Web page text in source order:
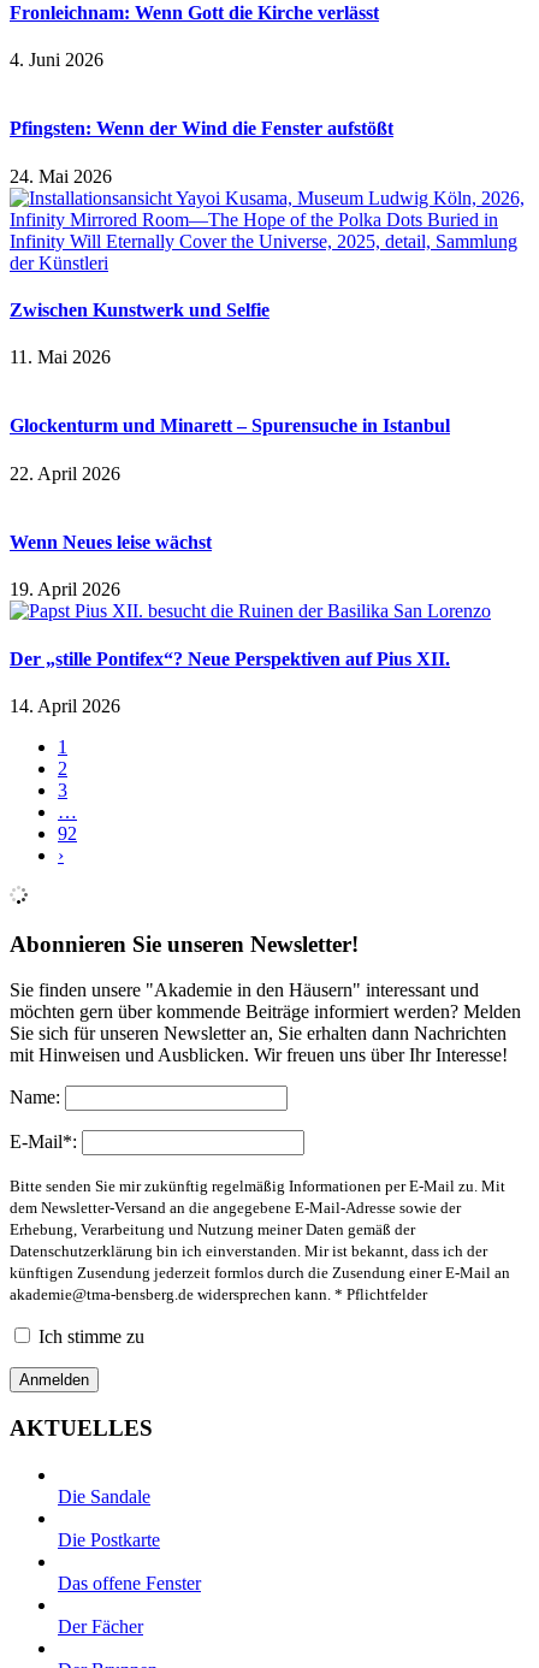
Fronleichnam: Wenn Gott die Kirche verlässt
4. Juni 2026
Pfingsten: Wenn der Wind die Fenster aufstößt
24. Mai 2026
Zwischen Kunstwerk und Selfie
11. Mai 2026
Glockenturm und Minarett – Spurensuche in Istanbul
22. April 2026
Wenn Neues leise wächst
19. April 2026
Der „stille Pontifex“? Neue Perspektiven auf Pius XII.
14. April 2026
1
2
3
…
92
›
Abonnieren Sie unseren Newsletter!
Sie finden unsere "Akademie in den Häusern" interessant und
möchten gern über kommende Beiträge informiert werden? Melden
Sie sich für unseren Newsletter an, Sie erhalten dann Nachrichten
mit Hinweisen und Ausblicken. Wir freuen uns über Ihr Interesse!
Name:
E-Mail*:
Bitte senden Sie mir zukünftig regelmäßig Informationen per E-Mail zu. Mit
dem Newsletter-Versand an die angegebene E-Mail-Adresse sowie der
Erhebung, Verarbeitung und Nutzung meiner Daten gemäß der
Datenschutzerklärung bin ich einverstanden. Mir ist bekannt, dass ich der
künftigen Zusendung jederzeit formlos durch die Zusendung einer E-Mail an
akademie@tma-bensberg.de widersprechen kann. * Pflichtfelder
Ich stimme zu
AKTUELLES
Die Sandale
Die Postkarte
Das offene Fenster
Der Fächer